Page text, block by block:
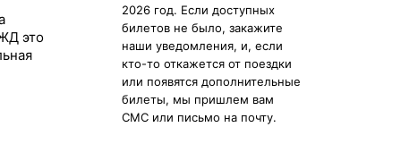
это
2026 год. Если доступных
билетов не было, закажите
наши уведомления, и, если
кто-то откажется от поездки
или появятся дополнительные
билеты, мы пришлем вам
СМС или письмо на почту.